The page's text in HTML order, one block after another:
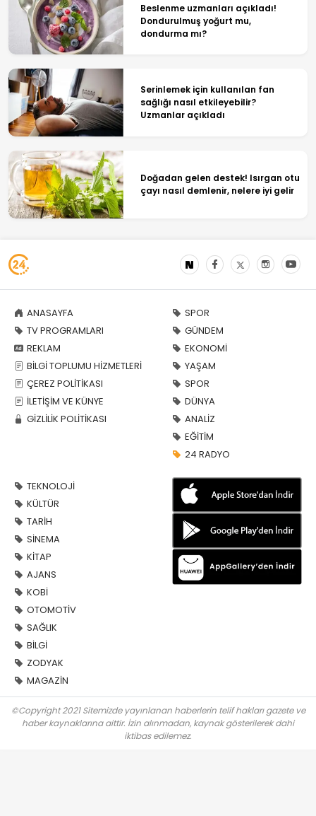
Beslenme uzmanları açıkladı!
Dondurulmuş yoğurt mu,
dondurma mı?
Serinlemek için kullanılan fan
sağlığı nasıl etkileyebilir?
Uzmanlar açıkladı
Doğadan gelen destek! Isırgan otu
çayı nasıl demlenir, nelere iyi gelir
ANASAYFA
TV PROGRAMLARI
REKLAM
BİLGİ TOPLUMU HİZMETLERİ
ÇEREZ POLİTİKASI
İLETİŞİM VE KÜNYE
GİZLİLİK POLİTİKASI
SPOR
GÜNDEM
EKONOMİ
YAŞAM
SPOR
DÜNYA
ANALİZ
EĞİTİM
24 RADYO
TEKNOLOJİ
KÜLTÜR
TARİH
SİNEMA
KİTAP
AJANS
KOBİ
OTOMOTİV
SAĞLIK
BİLGİ
ZODYAK
MAGAZİN
©Copyright 2021 Sitemizde yayınlanan haberlerin telif hakları gazete ve
haber kaynaklarına aittir. İzin alınmadan, kaynak gösterilerek dahi
iktibas edilemez.